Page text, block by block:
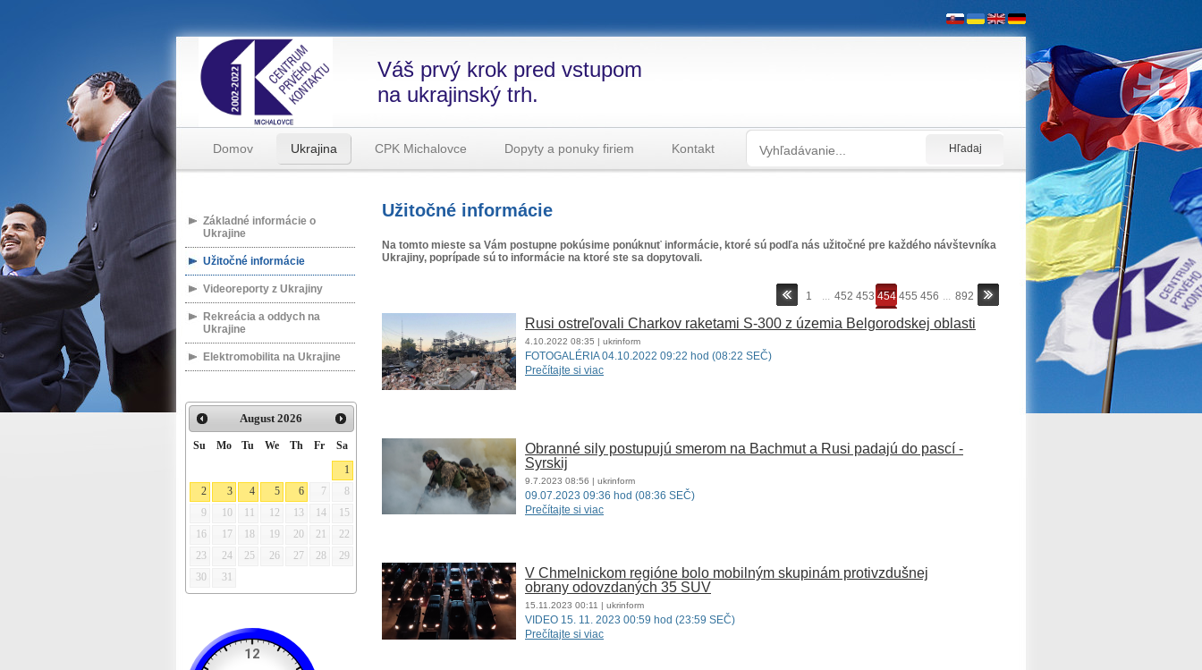
Váš prvý krok pred vstupom
na ukrajinský trh.
Domov Ukrajina CPK Michalovce Dopyty a ponuky firiem Kontakt
Základné informácie o
Ukrajine
Užitočné informácie
Videoreporty z Ukrajiny
Rekreácia a oddych na
Ukrajine
Elektromobilita na Ukrajine
August 2026
Su Mo Tu We Th Fr
Sa
1
2
3 4 5 6 7
8
9
10 11 12 13 14
15
16
17 18 19 20 21
22
23
24 25 26 27 28
29
30
31
Užitočné informácie
Na tomto mieste sa Vám postupne pokúsime ponúknuť informácie, ktoré sú podľa nás užitočné pre každého návštevníka
Ukrajiny, poprípade sú to informácie na ktoré ste sa dopytovali.
1 ... 452 453 454 455 456 ... 892
Rusi ostreľovali Charkov raketami S-300 z územia Belgorodskej oblasti
4.10.2022 08:35 | ukrinform
FOTOGALÉRIA 04.10.2022 09:22 hod (08:22 SEČ)
Prečítajte si viac
Obranné sily postupujú smerom na Bachmut a Rusi padajú do pascí -
Syrskij
9.7.2023 08:56 | ukrinform
09.07.2023 09:36 hod (08:36 SEČ)
Prečítajte si viac
V Chmelnickom regióne bolo mobilným skupinám protivzdušnej
obrany odovzdaných 35 SUV
15.11.2023 00:11 | ukrinform
VIDEO 15. 11. 2023 00:59 hod (23:59 SEČ)
Prečítajte si viac